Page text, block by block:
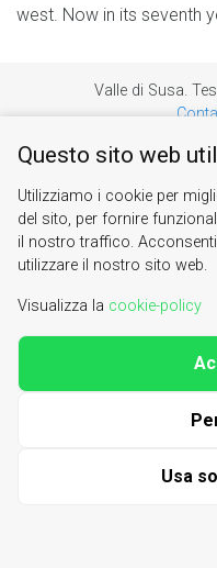
west. Now in its seventh
Valle di Susa.
Questo sito web
Utilizziamo i cookie per
del sito, per fornire
il nostro traffico.
utilizzare il nostro sito web.
Visualizza la cookie-policy
Usa